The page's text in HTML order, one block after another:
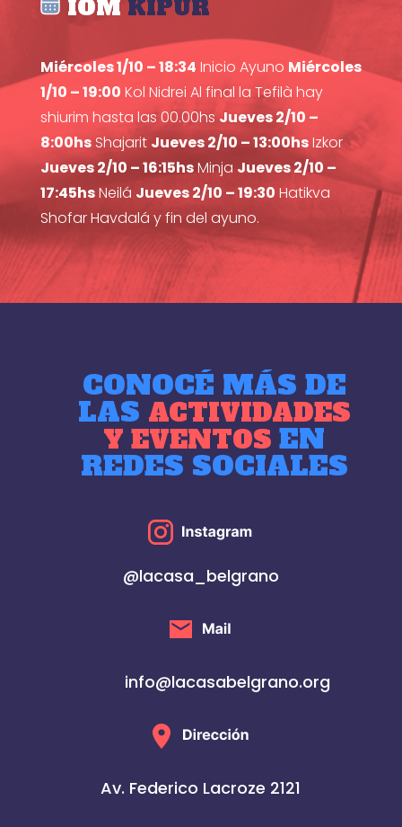
IOM KIPUR
Miércoles 1/10 – 18:34 Inicio Ayuno Miércoles
1/10 – 19:00 Kol Nidrei Al final la Tefilà hay
shiurim hasta las 00.00hsJueves 2/10 –
8:00hsShajarit Jueves 2/10 – 13:00hsIzkor
Jueves 2/10 – 16:15hsMinja Jueves 2/10 –
17:45hsNeilá Jueves 2/10 – 19:30 Hatikva
Shofar Havdalá y fin del ayuno.
CONOCÉ MÁS DE
LAS ACTIVIDADES
Y EVENTOSEN
REDES SOCIALES
@lacasa_belgrano
info@lacasabelgrano.org
Av. Federico Lacroze 2121